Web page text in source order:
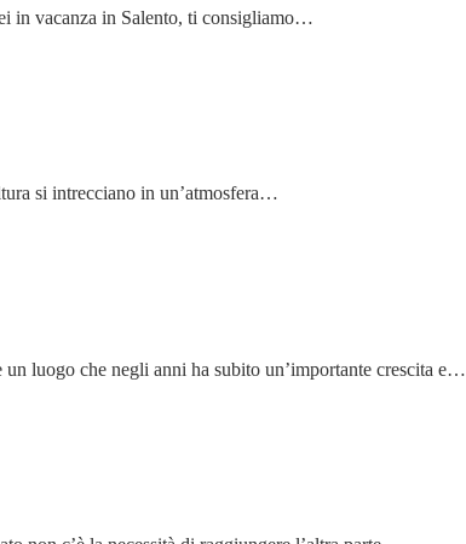
in vacanza in Salento, ti consigliamo…
si intrecciano in un’atmosfera…
luogo che negli anni ha subito un’importante crescita e…